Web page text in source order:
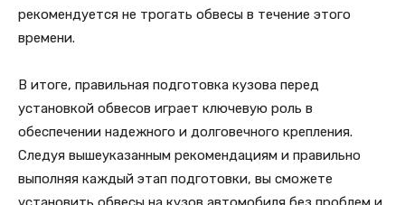
рекомендуется не трогать обвесы в течение этого
времени.
В итоге, правильная подготовка кузова перед
установкой обвесов играет ключевую роль в
обеспечении надежного и долговечного крепления.
Следуя вышеуказанным рекомендациям и правильно
выполняя каждый этап подготовки, вы сможете